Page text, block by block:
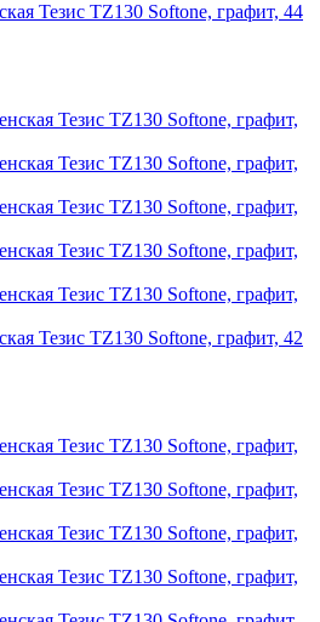
Тезис TZ130 Softone, графит, 44
Тезис TZ130 Softone, графит, 42